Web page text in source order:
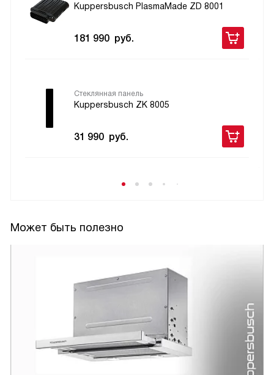
Kuppersbusch PlasmaMade ZD 8001
181 990 руб.
Стеклянная панель
Kuppersbusch ZK 8005
31 990 руб.
Может быть полезно